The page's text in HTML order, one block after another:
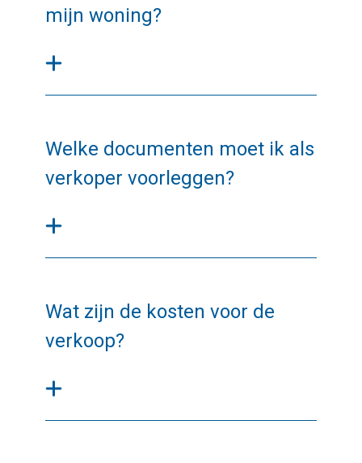
mijn woning?
Welke documenten moet ik als
verkoper voorleggen?
Wat zijn de kosten voor de
verkoop?